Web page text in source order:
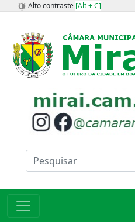
Alto contraste [Alt + C]